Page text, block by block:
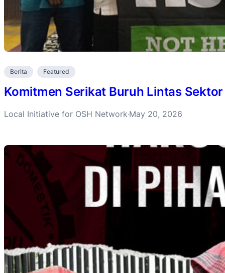
Berita Featured
Komitmen Serikat Buruh Lintas
Local Initiative for OSH Network·May 20, 2026